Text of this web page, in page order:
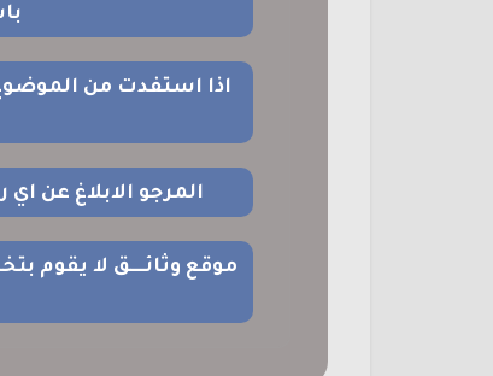
اذا استفدت من
المرجو الابلاغ عن
موقع وثائــــق لا يقوم